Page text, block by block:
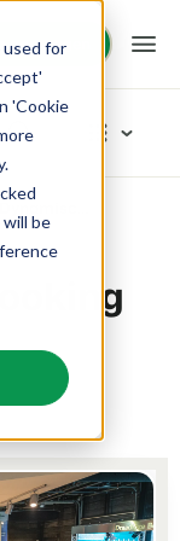
for
'Cookie
.
be
aanvragen
aanvragen
toekomst.